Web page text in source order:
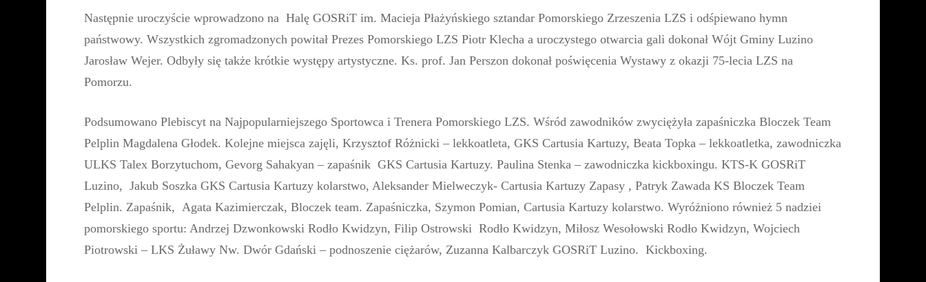
Następnie uroczyście wprowadzono na Halę GOSRiT im. Macieja Płażyńskiego sztandar Pomorskiego Zrzeszenia LZS i odśpiewano hymn
państwowy. Wszystkich zgromadzonych powitał Prezes Pomorskiego LZS Piotr Klecha a uroczystego otwarcia gali dokonał Wójt Gminy Luzino
Jarosław Wejer. Odbyły się także krótkie występy artystyczne. Ks. prof. Jan Perszon dokonał poświęcenia Wystawy z okazji 75-lecia LZS na
Pomorzu.
Podsumowano Plebiscyt na Najpopularniejszego Sportowca i Trenera Pomorskiego LZS. Wśród zawodników zwyciężyła zapaśniczka Bloczek Team
Pelplin Magdalena Głodek. Kolejne miejsca zajęli, Krzysztof Różnicki – lekkoatleta, GKS Cartusia Kartuzy, Beata Topka – lekkoatletka, zawodniczka
ULKS Talex Borzytuchom, Gevorg Sahakyan – zapaśnik GKS Cartusia Kartuzy. Paulina Stenka – zawodniczka kickboxingu. KTS-K GOSRiT
Luzino, Jakub Soszka GKS Cartusia Kartuzy kolarstwo, Aleksander Mielweczyk- Cartusia Kartuzy Zapasy , Patryk Zawada KS Bloczek Team
Pelplin. Zapaśnik, Agata Kazimierczak, Bloczek team. Zapaśniczka, Szymon Pomian, Cartusia Kartuzy kolarstwo. Wyróżniono również 5 nadziei
pomorskiego sportu: Andrzej Dzwonkowski Rodło Kwidzyn, Filip Ostrowski Rodło Kwidzyn, Miłosz Wesołowski Rodło Kwidzyn, Wojciech
Piotrowski – LKS Żuławy Nw. Dwór Gdański – podnoszenie ciężarów, Zuzanna Kalbarczyk GOSRiT Luzino. Kickboxing.